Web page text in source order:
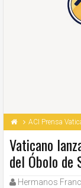
ACI Prensa
Vaticano
del Óbolo de
Hermanos